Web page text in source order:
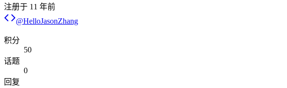
注册于 11 年前
@HelloJasonZhang
积分
50
话题
0
回复